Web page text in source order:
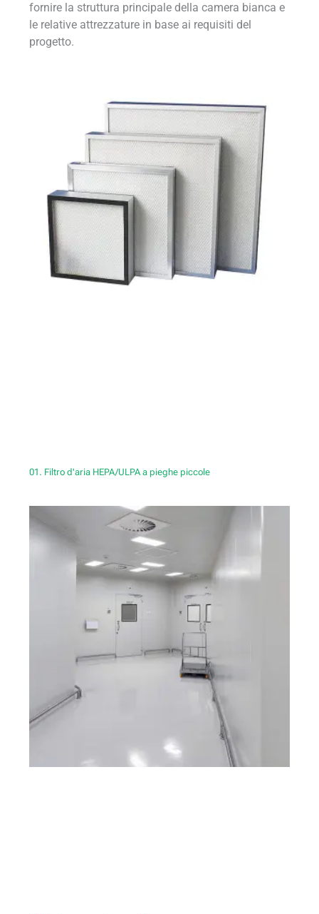
fornire la struttura principale della camera bianca e
le relative attrezzature in base ai requisiti del
progetto.
01. Filtro d'aria HEPA/ULPA a pieghe piccole